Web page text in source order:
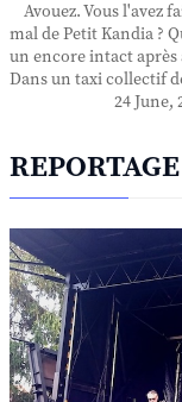
Avouez. Vous l'avez
mal de Petit Kandia ?
un encore intact
Dans un taxi collectif
24 June,